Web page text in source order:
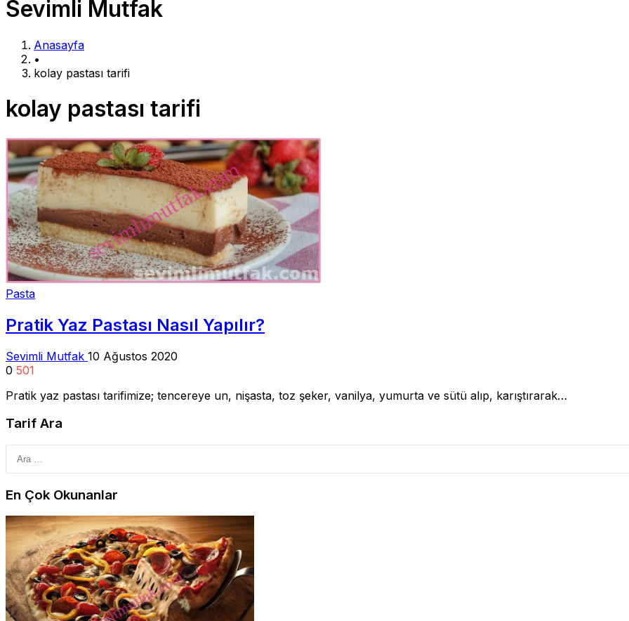
Sevimli Mutfak
Anasayfa
•
kolay pastası tarifi
kolay pastası tarifi
Pasta
Pratik Yaz Pastası Nasıl Yapılır?
Sevimli Mutfak 10 Ağustos 2020
0 501
Pratik yaz pastası tarifimize; tencereye un, nişasta, toz şeker, vanilya, yumurta ve sütü alıp, karıştırarak…
Tarif Ara
En Çok Okunanlar